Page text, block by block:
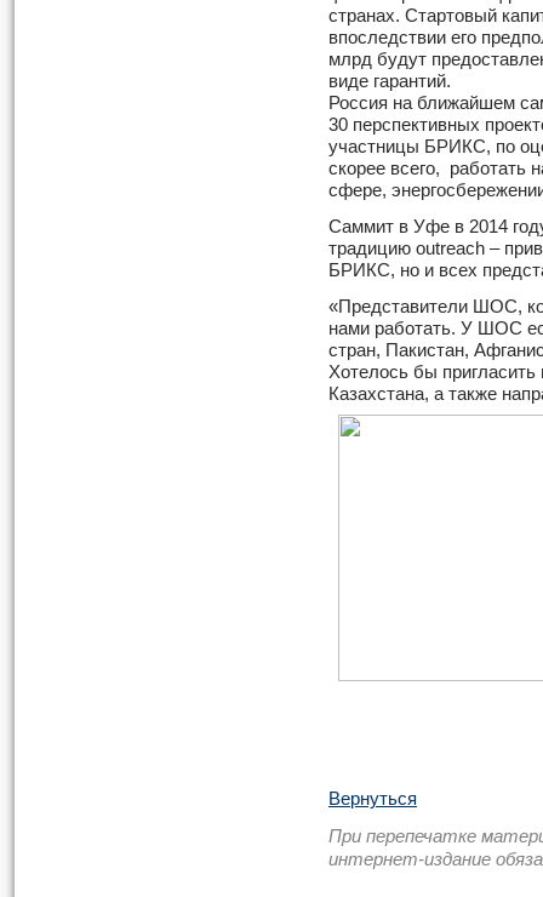
странах. Стартовый
впоследствии его
млрд будут
виде гарантий.
Россия на ближайшем
30 перспективных
участницы БРИКС, по
скорее всего, работать
сфере,
Саммит в Уфе в 2014
традицию outreach –
БРИКС, но и всех
«Представители ШОС,
нами работать. У ШОС
стран, Пакистан,
Хотелось бы
Казахстана, а также
Вернуться
При перепечатке
интернет-издание